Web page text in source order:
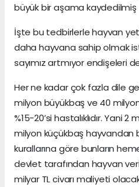
büyük bir aşama kaydedilmiş
İşte bu tedbirlerle hayvan
daha hayvana sahip olmak
sayımız artmıyor endişeleri
Her ne kadar çok fazla dile
milyon büyükbaş ve 40
%15-20’si hastalıklıdır. Yani
milyon küçükbaş hayvandan
kurallarına göre bunların
devlet tarafından hayvan
milyar TL civarı maliyeti